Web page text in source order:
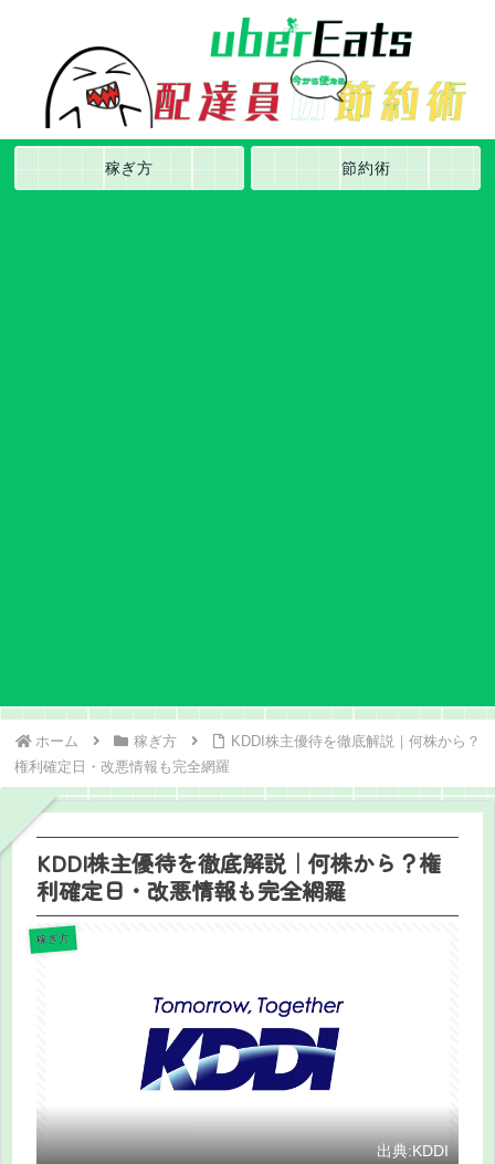
稼ぎ方 節約術
ホーム 稼ぎ方
KDDI株主優待を徹底解説｜何株から？
権利確定日・改悪情報も完全網羅
KDDI株主優待を徹底解説｜何株から？権
利確定日・改悪情報も完全網羅
稼ぎ方
出典:KDDI